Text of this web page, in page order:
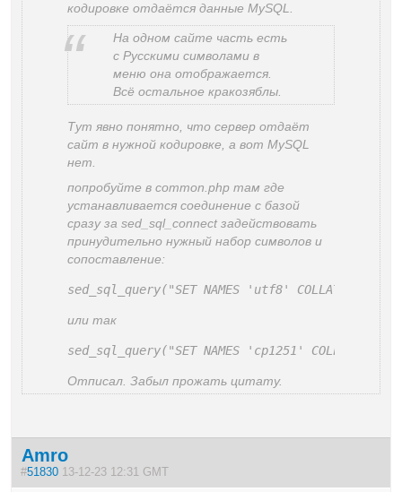
кодировке отдаётся данные MySQL.
На одном сайте часть есть
с Русскими символами в
меню она отображается.
Всё остальное кракозяблы.
Тут явно понятно, что сервер отдаёт
сайт в нужной кодировке, а вот MySQL
нет.
попробуйте в common.php там где
устанавливается соединение с базой
сразу за sed_sql_connect задействовать
принудительно нужный набор символов и
сопоставление:
sed_sql_query("SET NAMES 'utf8' COLLATE
или так
sed_sql_query("SET NAMES 'cp1251' COLLATE
Отписал. Забыл прожать цитату.
Amro
#51830 13-12-23 12:31 GMT